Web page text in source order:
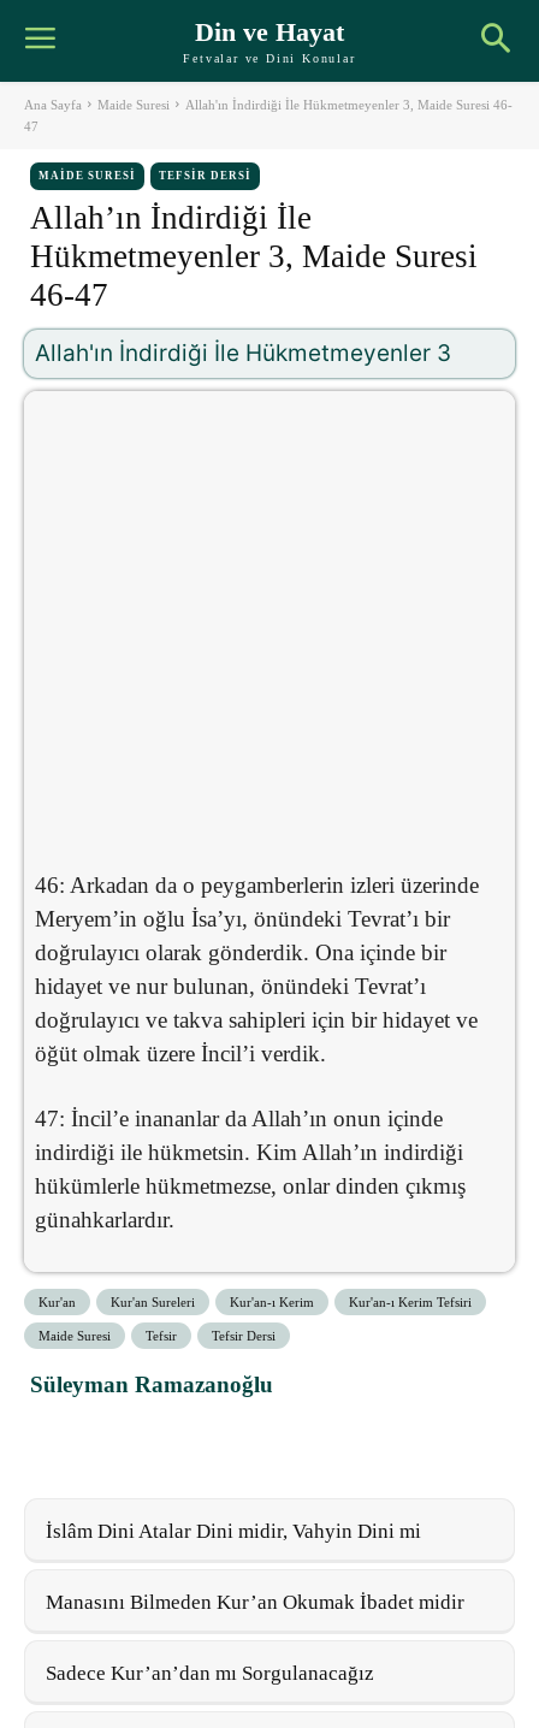
Din ve Hayat
Fetvalar ve Dini Konular
Ana Sayfa Maide Suresi
Allah'ın İndirdiği İle Hükmetmeyenler 3, Maide Suresi 46-
47
MAIDE SURESI TEFSIR DERSI
Allah’ın İndirdiği İle
Hükmetmeyenler 3, Maide Suresi
46-47
Allah'ın İndirdiği İle Hükmetmeyenler 3
46: Arkadan da o peygamberlerin izleri üzerinde
Meryem’in oğlu İsa’yı, önündeki Tevrat’ı bir
doğrulayıcı olarak gönderdik. Ona içinde bir
hidayet ve nur bulunan, önündeki Tevrat’ı
doğrulayıcı ve takva sahipleri için bir hidayet ve
öğüt olmak üzere İncil’i verdik.
47: İncil’e inananlar da Allah’ın onun içinde
indirdiği ile hükmetsin. Kim Allah’ın indirdiği
hükümlerle hükmetmezse, onlar dinden çıkmış
günahkarlardır.
Kur'an Kur'an Sureleri Kur'an-ı Kerim Kur'an-ı Kerim Tefsiri
Maide Suresi Tefsir Tefsir Dersi
Süleyman Ramazanoğlu
İslâm Dini Atalar Dini midir, Vahyin Dini mi
Manasını Bilmeden Kur’an Okumak İbadet midir
Sadece Kur’an’dan mı Sorgulanacağız